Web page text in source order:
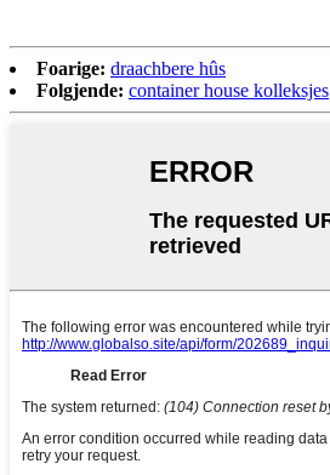
Foarige: draachbere hûs
Folgjende: container house kolleksjes